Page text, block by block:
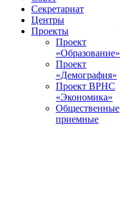
Секретариат
Центры
Проекты
Проект
«Образование»
Проект
«Демография»
Проект ВРНС
«Экономика»
Общественные
приемные